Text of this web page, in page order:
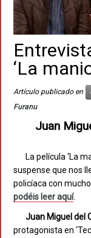
‘La
Artículo publicado en
Furanu
Juan
La película ‘La
suspense que nos
policíaca con
podéis leer aquí.
Juan Miguel del
protagonista en